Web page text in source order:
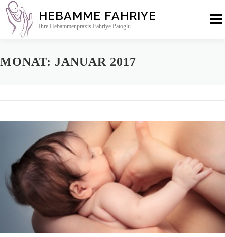
Zum
Inhalt
springen
HEBAMME FAHRIYE
Ihre Hebammenpraxis Fahriye Patoglu
Menü
MONAT: JANUAR 2017